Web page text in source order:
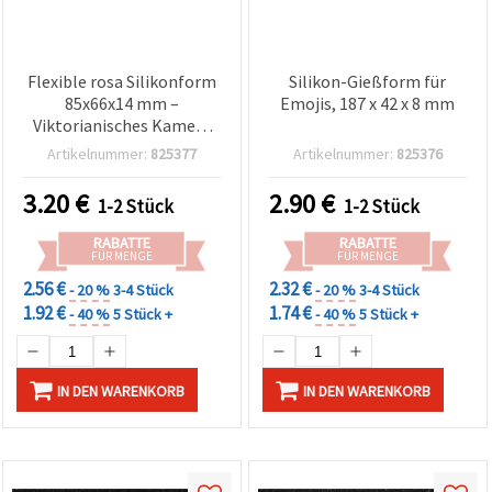
Flexible rosa Silikonform
85x66x14 mm –
Viktorianisches Kamee-
Profil & ovaler
Bastelform für
Resin/Epoxidharz,
Polymer Clay & Fondant-
Tortendeko
Artikelnummer: 825377
3.20€ 1-2 Stück
RABATTE
FÜR MENGE
2.56 €- 20 %3-4 Stück
1.92 €- 40 %5 Stück +
IN DEN WARENKORB
Silikon-Gießform für
Emojis, 187 x 42 x 8 mm
Artikelnummer: 825376
2.90€ 1-2 Stück
RABATTE
FÜR MENGE
2.32 €- 20 %3-4 Stück
1.74 €- 40 %5 Stück +
IN DEN WARENKORB